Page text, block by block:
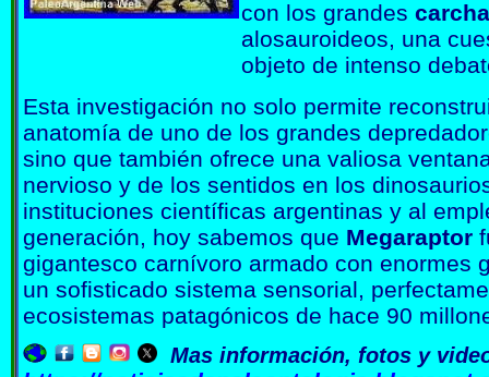
con los grandes
alosauroideos, una
objeto de intenso
Esta investigación no solo permite
anatomía de uno de los grandes
sino que también ofrece una valiosa
nervioso y de los sentidos en los
instituciones científicas argentinas y al
generación, hoy sabemos que Megaraptor
gigantesco carnívoro armado con enormes
un sofisticado sistema sensorial,
ecosistemas patagónicos de hace 90
Mas información, fotos y